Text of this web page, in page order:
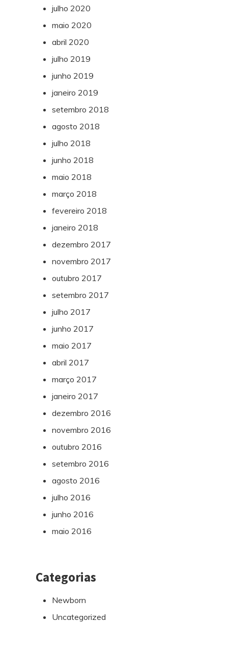
julho 2020
maio 2020
abril 2020
julho 2019
junho 2019
janeiro 2019
setembro 2018
agosto 2018
julho 2018
junho 2018
maio 2018
março 2018
fevereiro 2018
janeiro 2018
dezembro 2017
novembro 2017
outubro 2017
setembro 2017
julho 2017
junho 2017
maio 2017
abril 2017
março 2017
janeiro 2017
dezembro 2016
novembro 2016
outubro 2016
setembro 2016
agosto 2016
julho 2016
junho 2016
maio 2016
Categorias
Newborn
Uncategorized